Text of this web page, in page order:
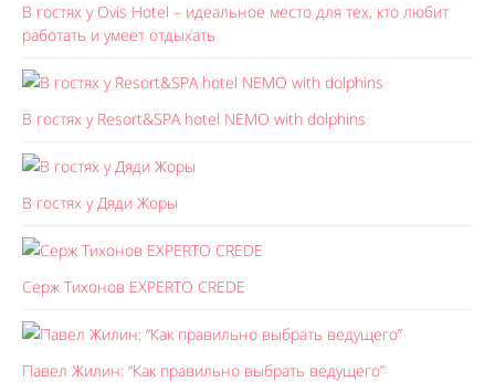
В гостях у Ovis Hotel – идеальное место для тех, кто любит
работать и умеет отдыхать
В гостях у Resort&SPA hotel NEMO with dolphins
В гостях у Дяди Жоры
Серж Тихонов EXPERTO CREDE
Павел Жилин: “Как правильно выбрать ведущего”